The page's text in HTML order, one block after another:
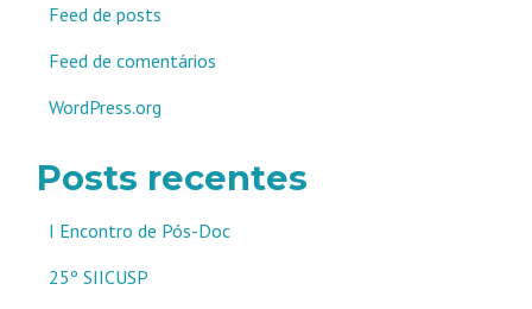
Feed de posts
Feed de comentários
WordPress.org
Posts recentes
I Encontro de Pós-Doc
25º SIICUSP